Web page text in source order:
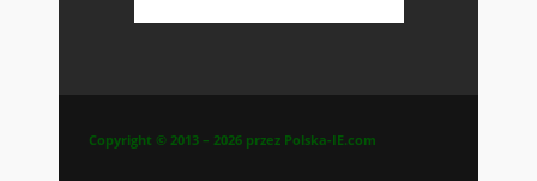
Copyright © 2013 – 2026 przez Polska-IE.com